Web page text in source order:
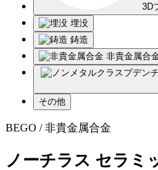
3D
埋没
鋳造
非貴金属合
その他
BEGO / 非貴金属合金
ノーチラス セラミ